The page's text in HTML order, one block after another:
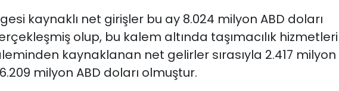
kaynaklı net girişler bu ay 8.024 milyon ABD doları
olup, bu kalem altında taşımacılık hizmetleri
kaynaklanan net gelirler sırasıyla 2.417 milyon
milyon ABD doları olmuştur.